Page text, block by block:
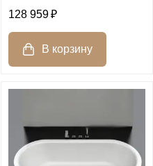
128 959